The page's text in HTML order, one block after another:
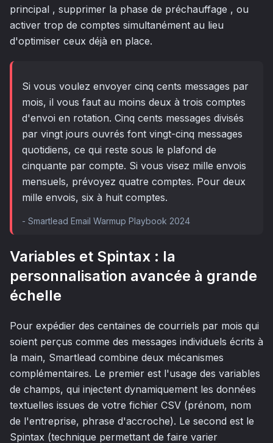
principal , supprimer la phase de préchauffage , ou
activer trop de comptes simultanément au lieu
d'optimiser ceux déjà en place.
Si vous voulez envoyer cinq cents messages par
mois, il vous faut au moins deux à trois comptes
d'envoi en rotation. Cinq cents messages divisés
par vingt jours ouvrés font vingt-cinq messages
quotidiens, ce qui reste sous le plafond de
cinquante par compte. Si vous visez mille envois
mensuels, prévoyez quatre comptes. Pour deux
mille envois, six à huit comptes.
- Smartlead Email Warmup Playbook 2024
Variables et Spintax : la
personnalisation avancée à grande
échelle
Pour expédier des centaines de courriels par mois qui
soient perçus comme des messages individuels écrits à
la main, Smartlead combine deux mécanismes
complémentaires. Le premier est l'usage des variables
de champs, qui injectent dynamiquement les données
textuelles issues de votre fichier CSV (prénom, nom
de l'entreprise, phrase d'accroche). Le second est le
Spintax (technique permettant de faire varier